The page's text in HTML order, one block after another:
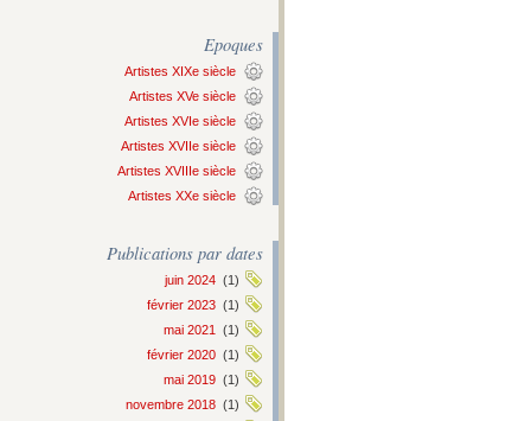
Epoques
Artistes XIXe siècle
Artistes XVe siècle
Artistes XVIe siècle
Artistes XVIIe siècle
Artistes XVIIIe siècle
Artistes XXe siècle
Publications par dates
juin 2024 (1)
février 2023 (1)
mai 2021
(1)
février 2020 (1)
mai 2019 (1)
novembre 2018 (1)